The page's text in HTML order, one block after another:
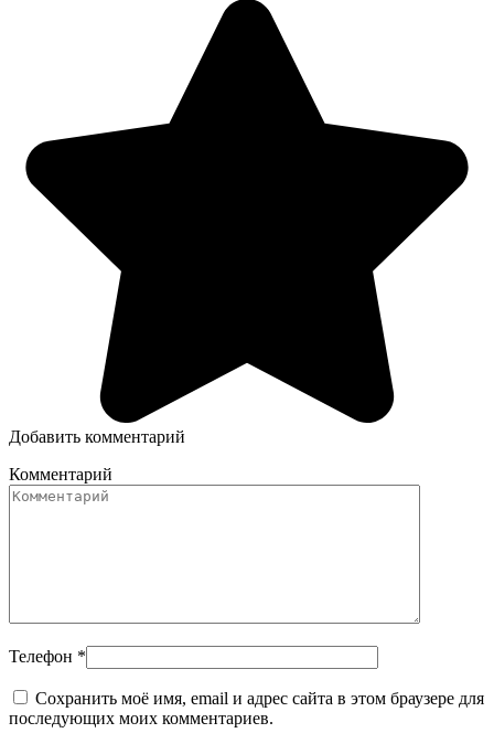
Добавить комментарий
Комментарий
Телефон *
Сохранить моё имя, email и адрес сайта в этом браузере для
последующих моих комментариев.